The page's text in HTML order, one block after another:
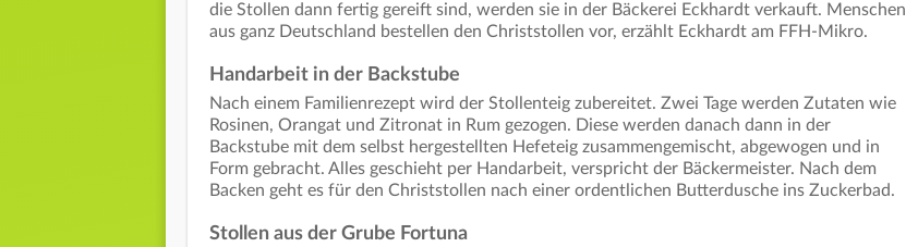
die Stollen dann fertig gereift sind, werden sie in der Bäckerei Eckhardt verkauft. Menschen
aus ganz Deutschland bestellen den Christstollen vor, erzählt Eckhardt am FFH-Mikro.
Handarbeit in der Backstube
Nach einem Familienrezept wird der Stollenteig zubereitet. Zwei Tage werden Zutaten wie
Rosinen, Orangat und Zitronat in Rum gezogen. Diese werden danach dann in der
Backstube mit dem selbst hergestellten Hefeteig zusammengemischt, abgewogen und in
Form gebracht. Alles geschieht per Handarbeit, verspricht der Bäckermeister. Nach dem
Backen geht es für den Christstollen nach einer ordentlichen Butterdusche ins Zuckerbad.
Stollen aus der Grube Fortuna